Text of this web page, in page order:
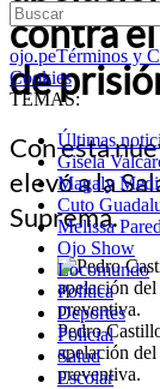
ojo.peTérminos y
Cookies
TEMAS:
Últimas
Gisela
Magaly
Cuto
Melissa
Ojo Show
Locomundo
Política
Deportes
Policial
Salud
Escolar
contra
de
Con esta
elevó a la
Suprema.
Pedro
apelación
preventiva.